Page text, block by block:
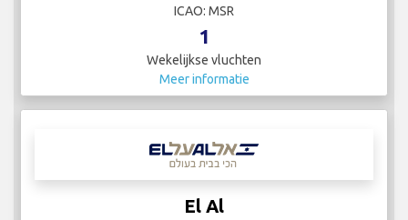
ICAO: MSR
1
Wekelijkse vluchten
Meer informatie
El Al